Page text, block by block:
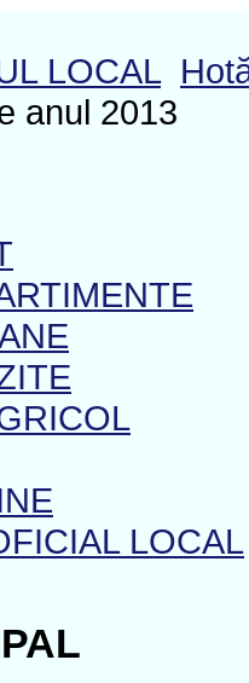
LOCAL
anul 2013
LOCAL